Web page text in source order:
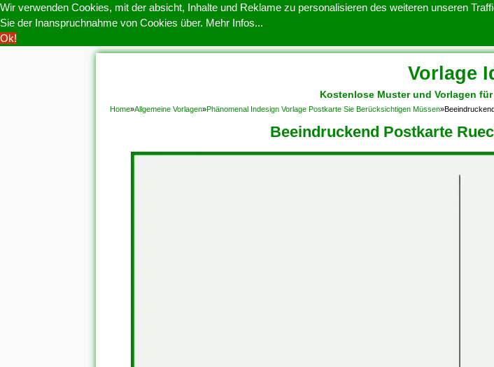
Wir verwenden Cookies, mit der absicht, Inhalte und Reklame zu personalisieren des weiteren unseren
Sie der Inanspruchnahme von Cookies über. Mehr Infos...
Ok!
Vorlage
DATENSCHUTZERKLARUNG KONTAKT
Kostenlose Muster und Vorlagen
Home»Allgemeine Vorlagen»Phänomenal Indesign Vorlage Postkarte Sie Berücksichtigen Müssen»
Beeindruckend Postkarte